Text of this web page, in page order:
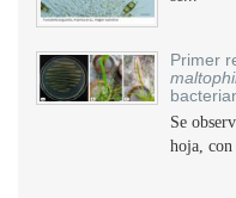
Primer
Se
hoja,